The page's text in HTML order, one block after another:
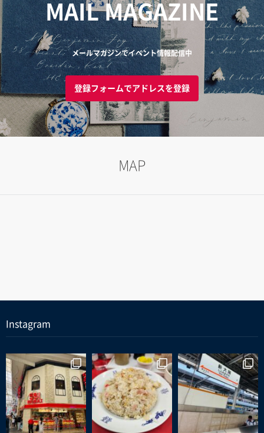
MAIL MAGAZINE
メールマガジンでイベント情報配信中
登録フォームでアドレスを登録
MAP
Instagram